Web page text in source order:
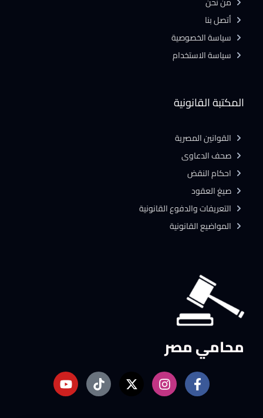
محامي مصر
المكتبة القانونية
القوانين المصرية
صحف الدعاوى
احكام النقض
صيغ العقود
التعريفات والدفوع القانونية
المواضيع القانونية
أتصل بنا
سياسة الخصوصية
سياسة الاستخدام